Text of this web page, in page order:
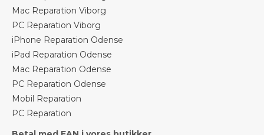
Mac Reparation Viborg
PC Reparation Viborg
iPhone Reparation Odense
iPad Reparation Odense
Mac Reparation Odense
PC Reparation Odense
Mobil Reparation
PC Reparation